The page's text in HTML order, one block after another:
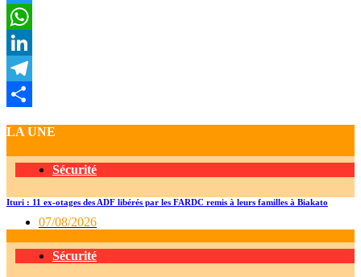
Twitter
WhatsApp
LinkedIn
Telegram
LA UNE
Sécurité
Ituri : 11 ex-otages des ADF libérés par les FARDC remis à leurs familles à Biakato
07/08/2026
Sécurité